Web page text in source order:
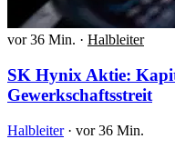
vor 36 Min. · Halbleiter
SK Hynix Aktie:
Gewerkschaftsstreit
Halbleiter · vor 36 Min.